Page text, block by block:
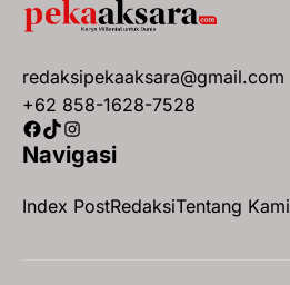
redaksipekaaksara@gmail.com
+62 858-1628-7528
Facebook
TikTok
Instagram
Navigasi
Index PostRedaksiTentang Kami